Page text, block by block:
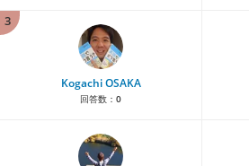
3
Kogachi OSAKA
回答数： 0